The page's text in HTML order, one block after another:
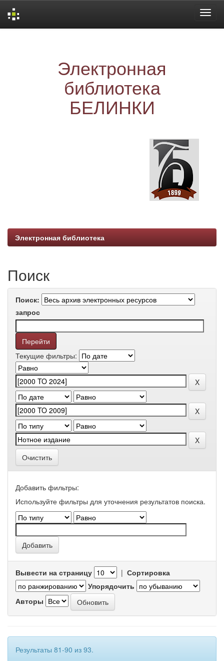
Электронная
библиотека
БЕЛИНКИ
Электронная библиотека
Поиск
Поиск:
запрос
Текущие фильтры:
Очистить
Добавить фильтры:
Используйте фильтры для уточнения результатов поиска.
Вывести на страницу | Сортировка
Упорядочить
Авторы
Результаты 81-90 из 93.